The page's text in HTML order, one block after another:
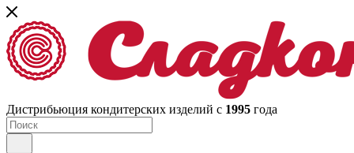
Дистрибьюция кондитерских изделий с 1995 года